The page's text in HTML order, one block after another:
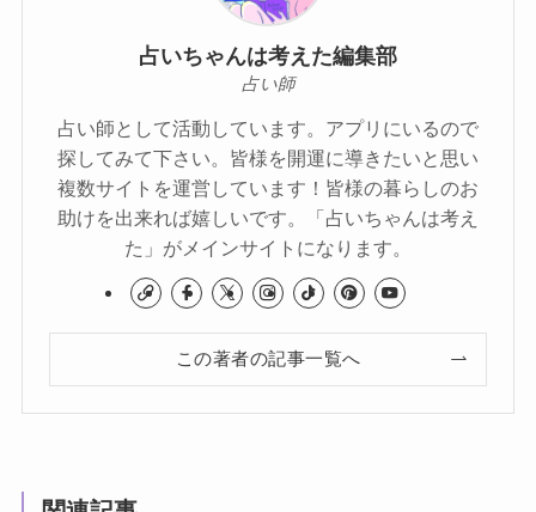
占いちゃんは考えた編集部
占い師
占い師として活動しています。アプリにいるので
探してみて下さい。皆様を開運に導きたいと思い
複数サイトを運営しています！皆様の暮らしのお
助けを出来れば嬉しいです。「占いちゃんは考え
た」がメインサイトになります。
この著者の記事一覧へ